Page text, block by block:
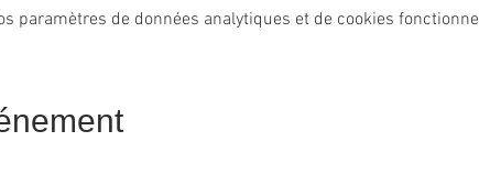
fois. Pour cela, merci de prendre contact par téléphone
paramètres de données analytiques et de cookies